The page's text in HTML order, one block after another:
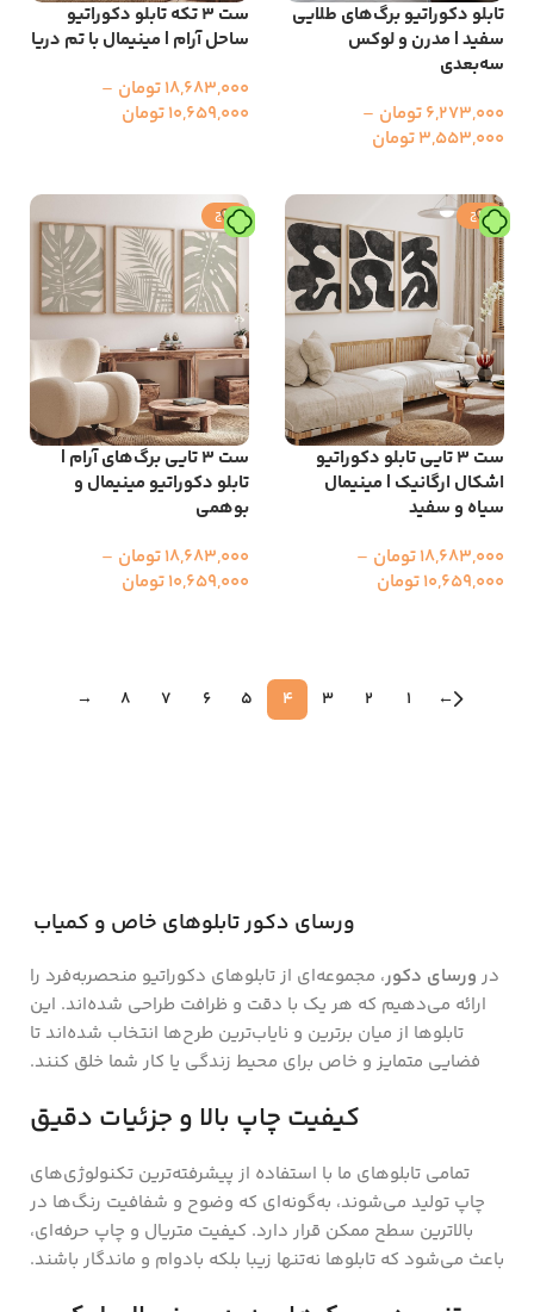
تابلو دکوراتیو برگ‌های طلایی
سفید | مدرن و لوکس
سه‌بعدی
6,273,000تومان –
3,553,000تومان
ست ۳ تکه تابلو دکوراتیو
ساحل آرام | مینیمال با تم دریا
18,683,000تومان –
10,659,000تومان
حراج
ست ۳ تایی تابلو دکوراتیو
اشکال ارگانیک | مینیمال
سیاه و سفید
18,683,000تومان –
10,659,000تومان
حراج
ست ۳ تایی برگ‌های آرام |
تابلو دکوراتیو مینیمال و
بوهمی
18,683,000تومان –
10,659,000تومان
←
1
2
3
4
5
6
7
8
→
ورسای دکور تابلوهای خاص و کمیاب
در ورسای دکور، مجموعه‌ای از تابلوهای دکوراتیو منحصر‌به‌فرد را
ارائه می‌دهیم که هر یک با دقت و ظرافت طراحی شده‌اند. این
تابلوها از میان برترین و نایاب‌ترین طرح‌ها انتخاب شده‌اند تا
فضایی متمایز و خاص برای محیط زندگی یا کار شما خلق کنند.
کیفیت چاپ بالا و جزئیات دقیق
تمامی تابلوهای ما با استفاده از پیشرفته‌ترین تکنولوژی‌های
چاپ تولید می‌شوند، به‌گونه‌ای که وضوح و شفافیت رنگ‌ها در
بالاترین سطح ممکن قرار دارد. کیفیت متریال و چاپ حرفه‌ای،
باعث می‌شود که تابلوها نه‌تنها زیبا بلکه بادوام و ماندگار باشند.